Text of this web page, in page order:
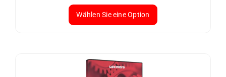
werden
Wählen Sie eine Option
weist
mehrere